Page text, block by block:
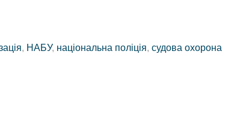
НАБУ, національна поліція судова охорона